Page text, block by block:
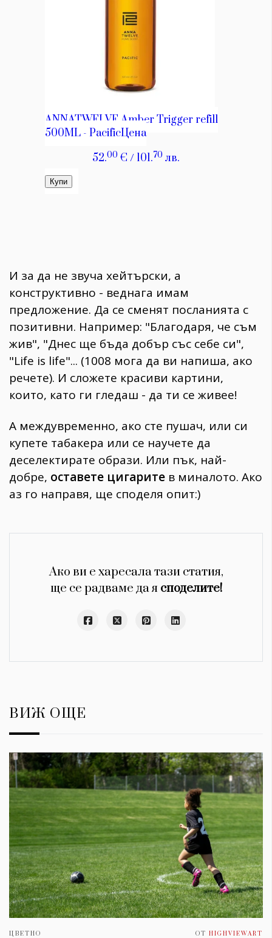
И за да не звуча хейтърски, а
конструктивно - веднага имам
предложение. Да се сменят посланията с
позитивни. Например: "Благодаря, че съм
жив", "Днес ще бъда добър със себе си",
"Life is life"... (1008 мога да ви напиша, ако
речете). И сложете красиви картини,
които, като ги гледаш - да ти се живее!
А междувременно, ако сте пушач, или си
купете табакера или се научете да
деселектирате образи. Или пък, най-
добре, оставете цигарите в миналото. Ако
аз го направя, ще споделя опит:)
Ако ви е харесала тази статия,
ще се радваме да я споделите!
ВИЖ ОЩЕ
ЦВЕТНО ОТ HIGHVIEWART